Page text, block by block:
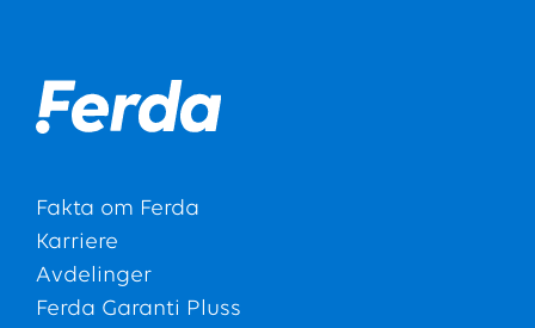
Fakta om Ferda
Karriere
Avdelinger
Ferda Garanti Pluss